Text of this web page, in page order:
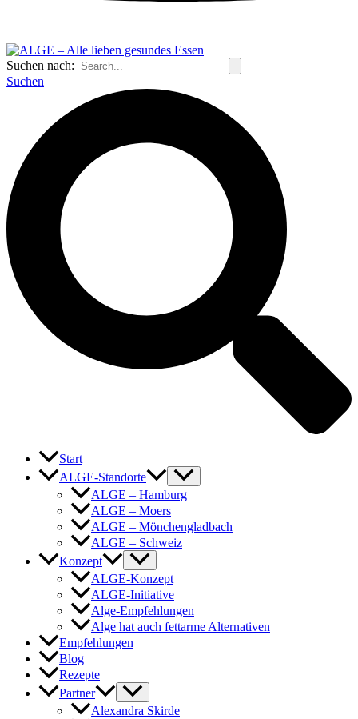
Suchen nach:
Suchen
Start
ALGE-Standorte
ALGE – Hamburg
ALGE – Moers
ALGE – Mönchengladbach
ALGE – Schweiz
Konzept
ALGE-Konzept
ALGE-Initiative
Alge-Empfehlungen
Alge hat auch fettarme Alternativen
Empfehlungen
Blog
Rezepte
Partner
Alexandra Skirde